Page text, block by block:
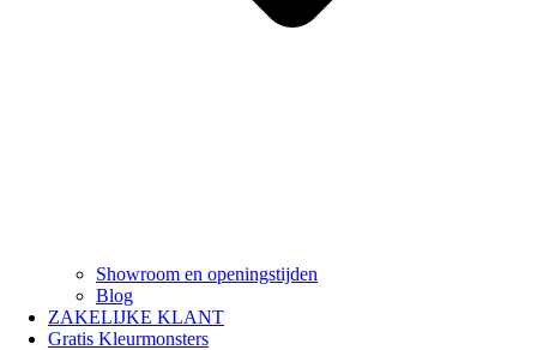
Showroom en openingstijden
Blog
ZAKELIJKE KLANT
Gratis Kleurmonsters